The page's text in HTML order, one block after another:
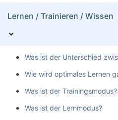
Lernen / Trainieren / Wissen
Was ist der Unterschied
Wie wird optimales Lernen
Was ist der Trainingsmodus?
Was ist der Lernmodus?